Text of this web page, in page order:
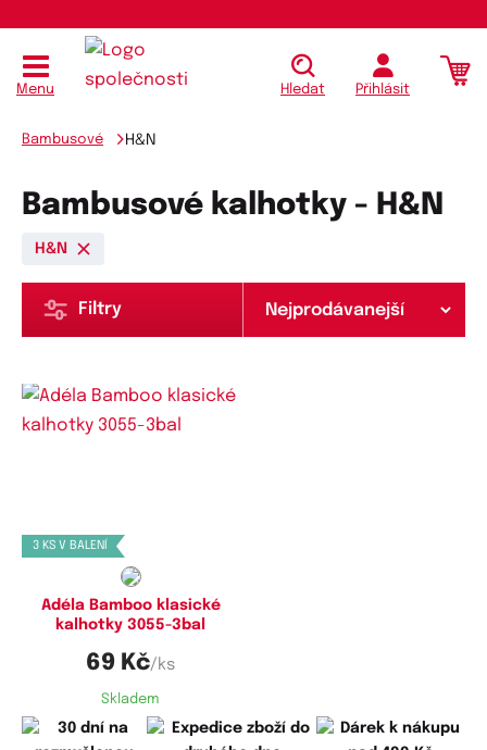
Menu Hledat Přihlásit
Bambusové H&N
Bambusové kalhotky - H&N
H&N
Filtry
3 KS V BALENÍ
Adéla Bamboo klasické
kalhotky 3055-3bal
69 Kč/ks
Skladem